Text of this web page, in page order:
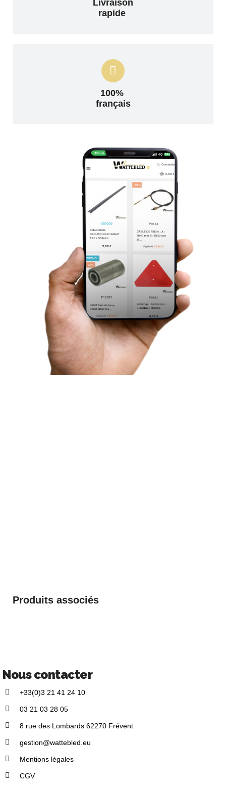
Livraison
rapide
100%
français
Produits associés
Nous contacter
+33(0)3 21 41 24 10
03 21 03 28 05
8 rue des Lombards 62270 Frévent
gestion@wattebled.eu
Mentions légales
CGV